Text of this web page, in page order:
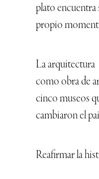
plato encuentra
propio
La arquitectura
como obra de
cinco museos
cambiaron el
Reafirmar la